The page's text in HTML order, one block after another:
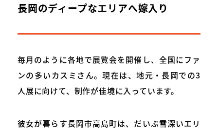
長岡のディープなエリアへ嫁入り
毎月のように各地で展覧会を開催し、全国にファ
ンの多いカスミさん。現在は、地元・長岡での3
人展に向けて、制作が佳境に入っています。
彼女が暮らす長岡市高島町は、だいぶ雪深いエリ